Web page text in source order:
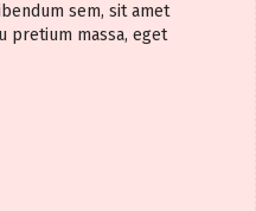
sem, sit amet
pretium massa, eget